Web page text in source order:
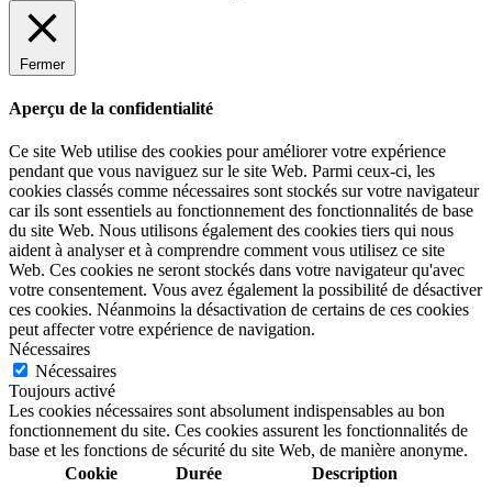
Fermer
Aperçu de la confidentialité
Ce site Web utilise des cookies pour améliorer votre expérience
pendant que vous naviguez sur le site Web. Parmi ceux-ci, les
cookies classés comme nécessaires sont stockés sur votre navigateur
car ils sont essentiels au fonctionnement des fonctionnalités de base
du site Web. Nous utilisons également des cookies tiers qui nous
aident à analyser et à comprendre comment vous utilisez ce site
Web. Ces cookies ne seront stockés dans votre navigateur qu'avec
votre consentement. Vous avez également la possibilité de désactiver
ces cookies. Néanmoins la désactivation de certains de ces cookies
peut affecter votre expérience de navigation.
Nécessaires
Nécessaires
Toujours activé
Les cookies nécessaires sont absolument indispensables au bon
fonctionnement du site. Ces cookies assurent les fonctionnalités de
base et les fonctions de sécurité du site Web, de manière anonyme.
Cookie
Durée Description